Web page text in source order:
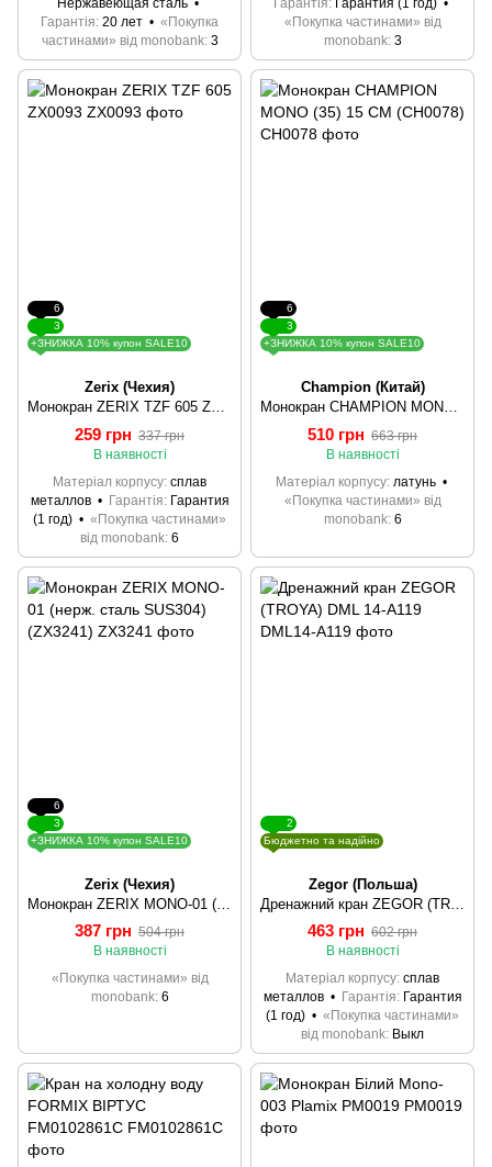
Нержавеющая сталь
Гарантія 20 лет
«Покупка
частинами» від monobank 3
Гарантія
Гарантия (1 год)
«Покупка частинами» від
monobank 3
6
3
+ЗНИЖКА 10% купон SALE10
Zerix (Чехия)
259 грн 337 грн
В наявності
Матеріал корпусу сплав
металлов
Гарантія Гарантия
(1 год)
«Покупка частинами»
від monobank 6
6
3
+ЗНИЖКА 10% купон SALE10
Champion (Китай)
510 грн 663 грн
В наявності
Матеріал корпусу латунь
«Покупка частинами» від
monobank 6
6
3
+ЗНИЖКА 10% купон SALE10
Zerix (Чехия)
387 грн 504 грн
В наявності
«Покупка частинами» від
monobank 6
2
Бюджетно та надійно
Zegor (Польша)
463 грн 602 грн
В наявності
Матеріал корпусу сплав
металлов
Гарантія
Гарантия
(1 год)
«Покупка частинами»
від monobank Выкл